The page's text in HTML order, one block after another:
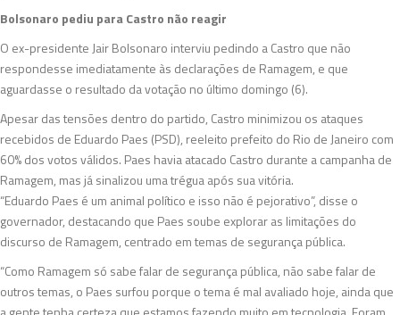
Bolsonaro pediu para Castro não reagir
O ex-presidente Jair Bolsonaro interviu pedindo a Castro que não
respondesse imediatamente às declarações de Ramagem, e que
aguardasse o resultado da votação no último domingo (6).
Apesar das tensões dentro do partido, Castro minimizou os ataques
recebidos de Eduardo Paes (PSD), reeleito prefeito do Rio de Janeiro com
60% dos votos válidos. Paes havia atacado Castro durante a campanha de
Ramagem, mas já sinalizou uma trégua após sua vitória.
“Eduardo Paes é um animal político e isso não é pejorativo”, disse o
governador, destacando que Paes soube explorar as limitações do
discurso de Ramagem, centrado em temas de segurança pública.
“Como Ramagem só sabe falar de segurança pública, não sabe falar de
outros temas, o Paes surfou porque o tema é mal avaliado hoje, ainda que